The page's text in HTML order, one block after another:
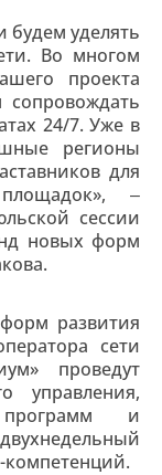
уделять
Во многом
проекта
24/7. Уже в
регионы
для
‒
сессии
новых форм
развития
сети
проведут
управления,
программ и
компетенций.